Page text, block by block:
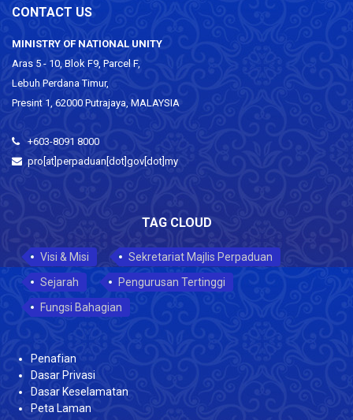
CONTACT US
MINISTRY OF NATIONAL UNITY
Aras 5 - 10, Blok F9, Parcel F,
Lebuh Perdana Timur,
Presint 1, 62000 Putrajaya, MALAYSIA
+603-8091 8000
pro[at]perpaduan[dot]gov[dot]my
TAG CLOUD
Visi & Misi
Sekretariat Majlis Perpaduan
Sejarah
Pengurusan Tertinggi
Fungsi Bahagian
Penafian
Dasar Privasi
Dasar Keselamatan
Peta Laman